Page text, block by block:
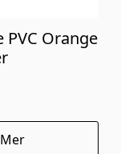
PVC Orange